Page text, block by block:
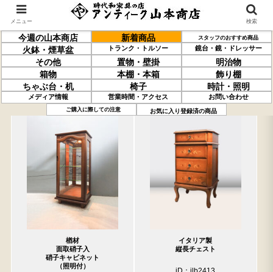
今週の山本商店 新着商品 スタッフのおすすめ商品
火鉢・煙草盆 トランク・トルソー 鏡台・鏡・ドレッサー
その他 置物・壁掛
明治物
箱物
本棚・本箱
飾り棚
ちゃぶ台・机
椅子 時計・照明
メディア情報 営業時間・アクセス お問い合わせ
ご購入に際しての注意 お気に入り登録済の商品
過去の取り扱い商品(4月24日分) 売約済の商品を非表示にする
楢材
面取硝子入
硝子キャビネット
（照明付）
イタリア製
縦長チェスト
メニュー 検索